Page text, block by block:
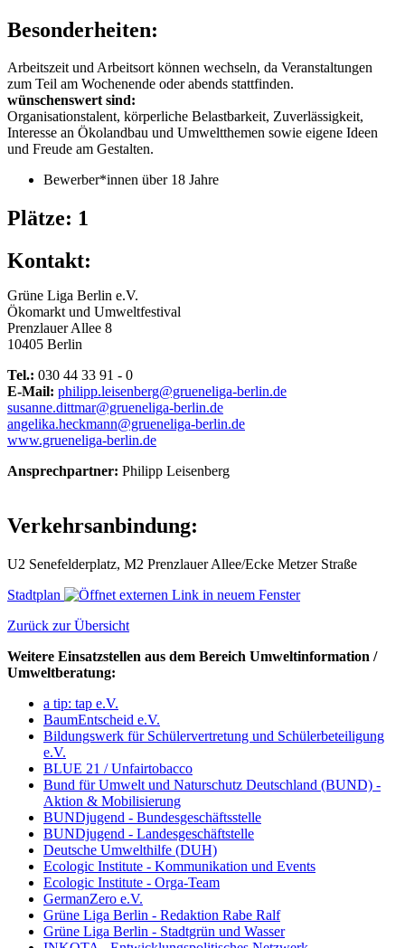
Besonderheiten:
Arbeitszeit und Arbeitsort können wechseln, da Veranstaltungen
zum Teil am Wochenende oder abends stattfinden.
wünschenswert sind:
Organisationstalent, körperliche Belastbarkeit, Zuverlässigkeit,
Interesse an Ökolandbau und Umweltthemen sowie eigene Ideen
und Freude am Gestalten.
Bewerber*innen über 18 Jahre
Plätze: 1
Kontakt:
Grüne Liga Berlin e.V.
Ökomarkt und Umweltfestival
Prenzlauer Allee 8
10405 Berlin
Tel.: 030 44 33 91 - 0
E-Mail: philipp.leisenberg@grueneliga-berlin.de
susanne.dittmar@grueneliga-berlin.de
angelika.heckmann@grueneliga-berlin.de
www.grueneliga-berlin.de
Ansprechpartner: Philipp Leisenberg
Verkehrsanbindung:
U2 Senefelderplatz, M2 Prenzlauer Allee/Ecke Metzer Straße
Stadtplan
Zurück zur Übersicht
Weitere Einsatzstellen aus dem Bereich Umweltinformation /
Umweltberatung:
a tip: tap e.V.
BaumEntscheid e.V.
Bildungswerk für Schülervertretung und Schülerbeteiligung
e.V.
BLUE 21 / Unfairtobacco
Bund für Umwelt und Naturschutz Deutschland (BUND) -
Aktion & Mobilisierung
BUNDjugend - Bundesgeschäftsstelle
BUNDjugend - Landesgeschäftstelle
Deutsche Umwelthilfe (DUH)
Ecologic Institute - Kommunikation und Events
Ecologic Institute - Orga-Team
GermanZero e.V.
Grüne Liga Berlin - Redaktion Rabe Ralf
Grüne Liga Berlin - Stadtgrün und Wasser